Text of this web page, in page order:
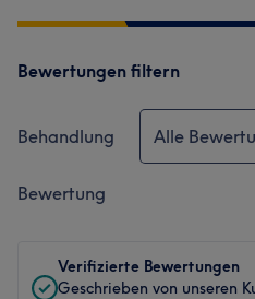
Bewertungen filtern
Behandlung Alle
Bewertung
Verifizierte Bewertungen
Geschrieben von unseren